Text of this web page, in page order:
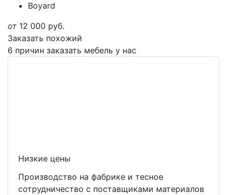
Boyard
от 12 000 руб.
Заказать похожий
6 причин заказать мебель у нас
Низкие цены
Производство на фабрике и тесное
сотрудничество с поставщиками материалов